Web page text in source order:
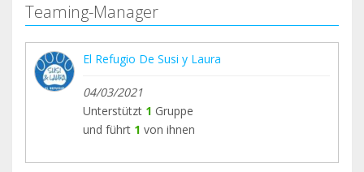
Teaming-Manager
El Refugio De Susi y Laura
04/03/2021
Unterstützt 1 Gruppe
und führt 1 von ihnen